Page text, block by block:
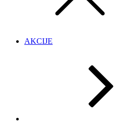
AKCIJE